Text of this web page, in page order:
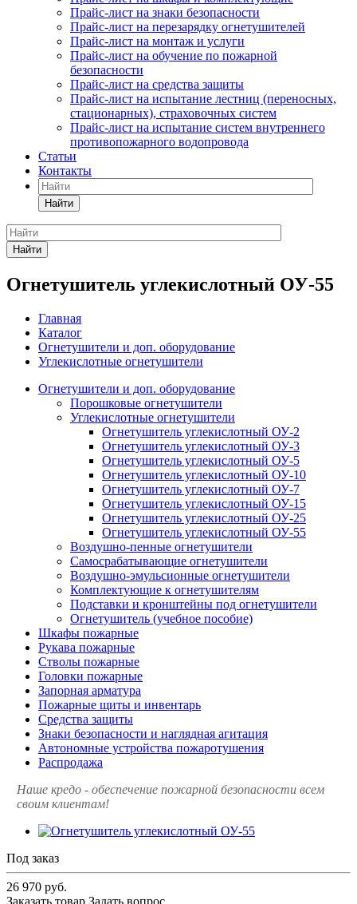
Прайс-лист на знаки безопасности
Прайс-лист на перезарядку огнетушителей
Прайс-лист на монтаж и услуги
Прайс-лист на обучение по пожарной
безопасности
Прайс-лист на средства защиты
Прайс-лист на испытание лестниц (переносных,
стационарных), страховочных систем
Прайс-лист на испытание систем внутреннего
противопожарного водопровода
Статьи
Контакты
Найти
Найти
Огнетушитель углекислотный ОУ-55
Главная
Каталог
Огнетушители и доп. оборудование
Углекислотные огнетушители
Огнетушители и доп. оборудование
Порошковые огнетушители
Углекислотные огнетушители
Огнетушитель углекислотный ОУ-2
Огнетушитель углекислотный ОУ-3
Огнетушитель углекислотный ОУ-5
Огнетушитель углекислотный ОУ-10
Огнетушитель углекислотный ОУ-7
Огнетушитель углекислотный ОУ-15
Огнетушитель углекислотный ОУ-25
Огнетушитель углекислотный ОУ-55
Воздушно-пенные огнетушители
Самосрабатывающие огнетушители
Воздушно-эмульсионные огнетушители
Комплектующие к огнетушителям
Подставки и кронштейны под огнетушители
Огнетушитель (учебное пособие)
Шкафы пожарные
Рукава пожарные
Стволы пожарные
Головки пожарные
Запорная арматура
Пожарные щиты и инвентарь
Средства защиты
Знаки безопасности и наглядная агитация
Автономные устройства пожаротушения
Распродажа
Наше кредо - обеспечение пожарной безопасности всем
своим клиентам!
Под заказ
26 970 руб.
Заказать товар Задать вопрос